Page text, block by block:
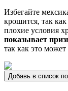
Избегайте
крошится, так
плохие условия
показывает
так как это
Добавь в список